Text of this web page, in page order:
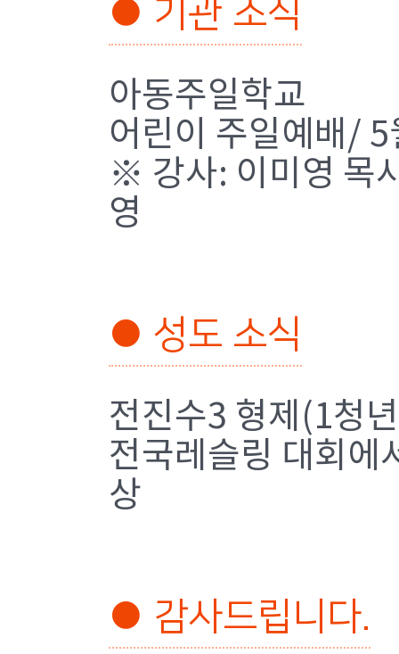
● 기관 소식
아동주일학교
어린이 주일예배/
※ 강사: 이미영 목
영
● 성도 소식
전진수3 형제(1청
전국레슬링 대회에
상
● 감사드립니다.